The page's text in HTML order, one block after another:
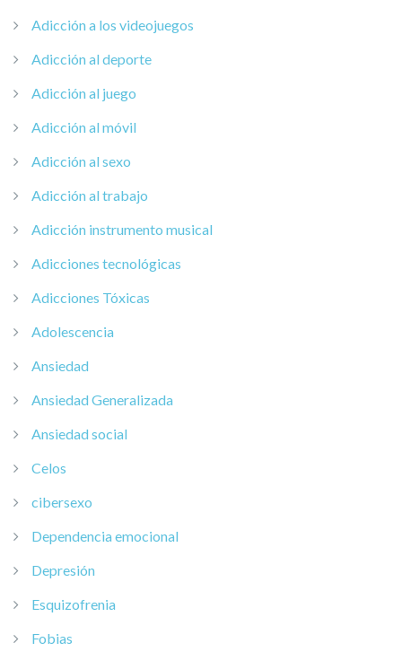
Adicción a los videojuegos
Adicción al deporte
Adicción al juego
Adicción al móvil
Adicción al sexo
Adicción al trabajo
Adicción instrumento musical
Adicciones tecnológicas
Adicciones Tóxicas
Adolescencia
Ansiedad
Ansiedad Generalizada
Ansiedad social
Celos
cibersexo
Dependencia emocional
Depresión
Esquizofrenia
Fobias